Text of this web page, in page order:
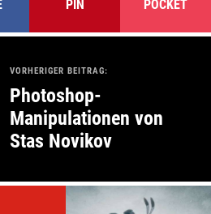
PIN POCKET
VORHERIGER BEITRAG:
Photoshop-
Manipulationen von
Stas Novikov